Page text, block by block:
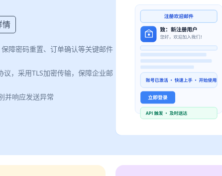
情
障密码重置、订单确认等关键邮件
议，采用TLS加密传输，保障企业邮
并响应发送异常